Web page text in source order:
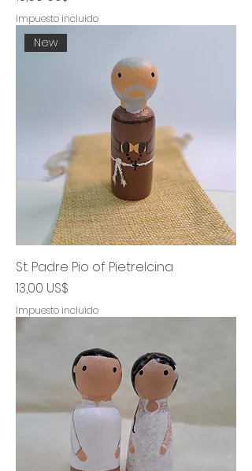
Impuesto incluido
New
St. Padre Pio of Pietrelcina
Precio
13,00 US$
Impuesto incluido